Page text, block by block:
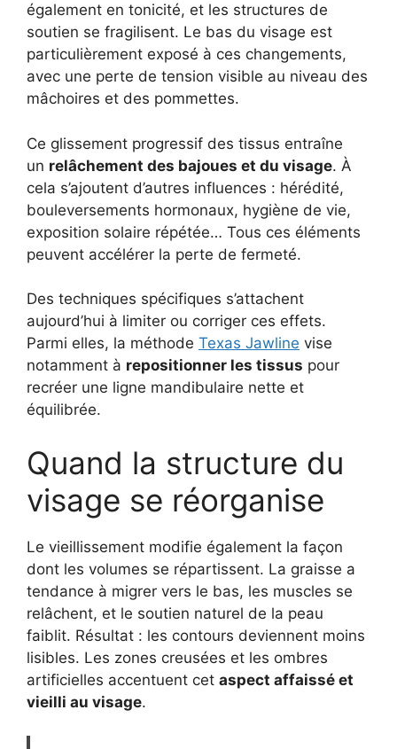
également en tonicité, et les structures de
soutien se fragilisent. Le bas du visage est
particulièrement exposé à ces changements,
avec une perte de tension visible au niveau des
mâchoires et des pommettes.
Ce glissement progressif des tissus entraîne
un relâchement des bajoues et du visage. À
cela s’ajoutent d’autres influences : hérédité,
bouleversements hormonaux, hygiène de vie,
exposition solaire répétée… Tous ces éléments
peuvent accélérer la perte de fermeté.
Des techniques spécifiques s’attachent
aujourd’hui à limiter ou corriger ces effets.
Parmi elles, la méthode Texas Jawline vise
notamment à repositionner les tissus pour
recréer une ligne mandibulaire nette et
équilibrée.
Quand la structure du
visage se réorganise
Le vieillissement modifie également la façon
dont les volumes se répartissent. La graisse a
tendance à migrer vers le bas, les muscles se
relâchent, et le soutien naturel de la peau
faiblit. Résultat : les contours deviennent moins
lisibles. Les zones creusées et les ombres
artificielles accentuent cet aspect affaissé et
vieilli au visage.